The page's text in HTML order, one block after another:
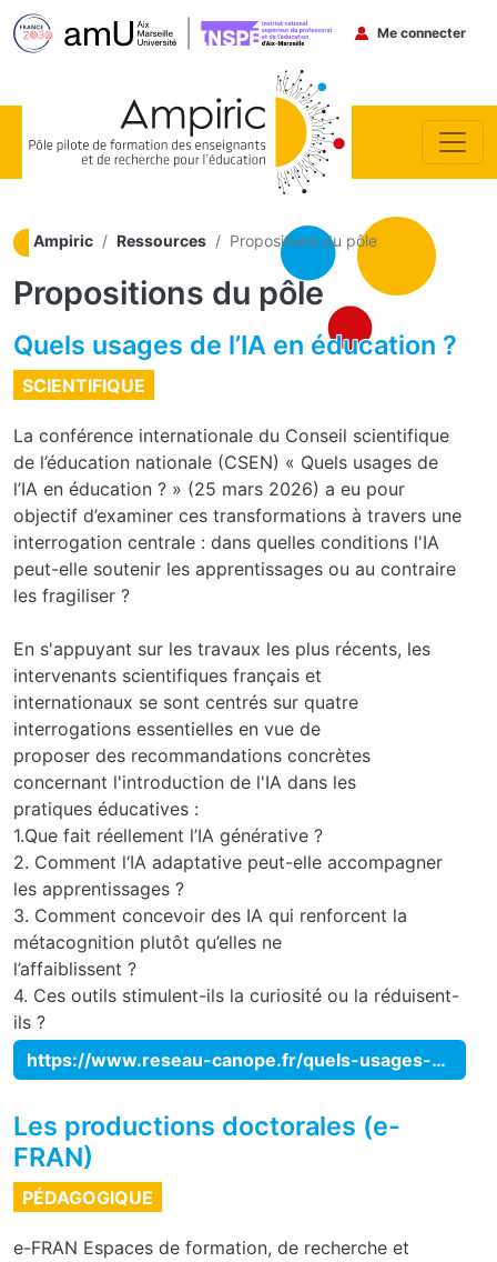
Menu du
Me connecter
Ampiric Ressources Propositions du pôle
Propositions du pôle
Quels usages de l’IA en éducation ?
SCIENTIFIQUE
La conférence internationale du Conseil scientifique
de l’éducation nationale (CSEN) « Quels usages de
l’IA en éducation ? » (25 mars 2026) a eu pour
objectif d’examiner ces transformations à travers une
interrogation centrale : dans quelles conditions l'IA
peut-elle soutenir les apprentissages ou au contraire
les fragiliser ?
En s'appuyant sur les travaux les plus récents, les
intervenants scientifiques français et
internationaux se sont centrés sur quatre
interrogations essentielles en vue de
proposer des recommandations concrètes
concernant l'introduction de l'IA dans les
pratiques éducatives :
1.Que fait réellement l’IA générative ?
2. Comment l‘IA adaptative peut-elle accompagner
les apprentissages ?
3. Comment concevoir des IA qui renforcent la
métacognition plutôt qu’elles ne
l’affaiblissent ?
4. Ces outils stimulent-ils la curiosité ou la réduisent-
ils ?
https://www.reseau-canope.fr/quels-usages-de-lia-en-education.html
Les productions doctorales (e-
FRAN)
PÉDAGOGIQUE
e-FRAN Espaces de formation, de recherche et